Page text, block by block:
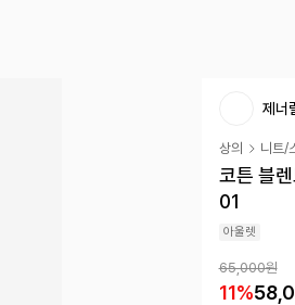
제너
상의 니트/
코튼 블
01
아울렛
65,000원
11%